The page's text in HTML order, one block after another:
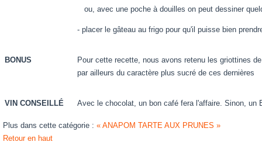
ou, avec une poche à douilles on peut dessiner
- placer le gâteau au frigo pour qu'il puisse bien
BONUS
Pour cette recette, nous avons retenu les griottines
par ailleurs du caractère plus sucré de ces dernières
VIN CONSEILLÉ Avec le chocolat, un bon café fera l'affaire. Sinon, un
Plus dans cette catégorie : « ANAPOM TARTE AUX PRUNES »
Retour en haut